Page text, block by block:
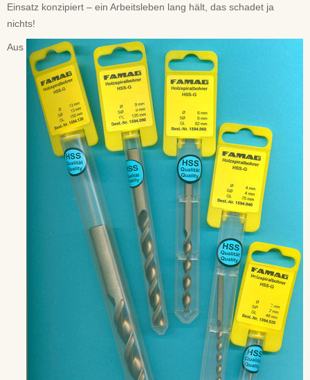
Einsatz konzipiert – ein Arbeitsleben lang hält, das schadet ja
nichts!
Aus